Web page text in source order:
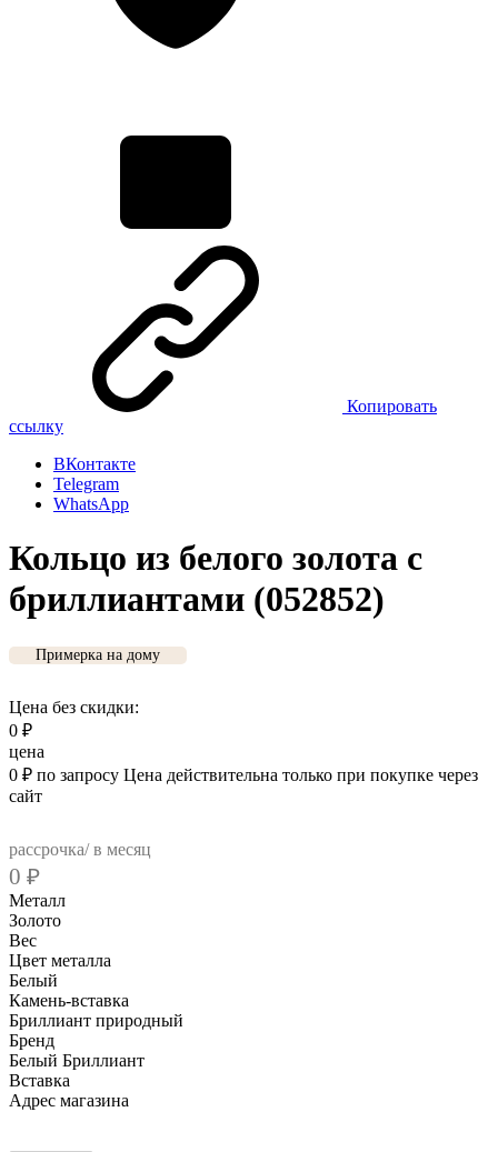
Копировать
ссылку
ВКонтакте
Telegram
WhatsApp
Кольцо из белого золота с
бриллиантами (052852)
Примерка на дому
Цена без скидки:
0 ₽
цена
0 ₽ по запросу Цена действительна только при покупке через
сайт
рассрочка/ в месяц
0 ₽
Металл
Золото
Вес
Цвет металла
Белый
Камень-вставка
Бриллиант природный
Бренд
Белый Бриллиант
Вcтавка
Адрес магазина